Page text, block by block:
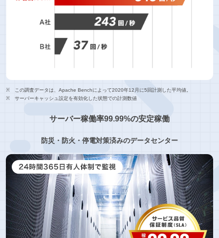
この調査データは、Apache Benchによって2020年12月に5回計測した平均値。
サーバーキャッシュ設定を有効化した状態での計測数値
サーバー稼働率99.99%の安定稼働
防災・防火・停電対策済みのデータセンター